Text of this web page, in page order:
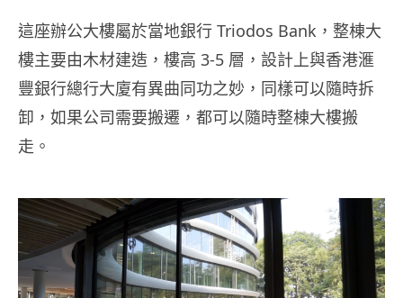
這座辦公大樓屬於當地銀行 Triodos Bank，整棟大
樓主要由木材建造，樓高 3-5 層，設計上與香港滙
豐銀行總行大廈有異曲同功之妙，同樣可以隨時拆
卸，如果公司需要搬遷，都可以隨時整棟大樓搬
走。